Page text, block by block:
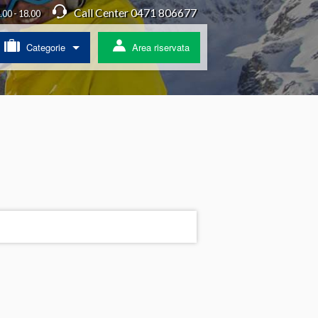
- 18.00 Call Center 0471 806677
Categorie Area riservata